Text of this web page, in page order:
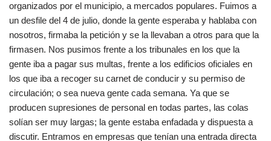
organizados por el municipio, a mercados populares. Fuimos a
un desfile del 4 de julio, donde la gente esperaba y hablaba con
nosotros, firmaba la petición y se la llevaban a otros para que la
firmasen. Nos pusimos frente a los tribunales en los que la
gente iba a pagar sus multas, frente a los edificios oficiales en
los que iba a recoger su carnet de conducir y su permiso de
circulación; o sea nueva gente cada semana. Ya que se
producen supresiones de personal en todas partes, las colas
solían ser muy largas; la gente estaba enfadada y dispuesta a
discutir. Entramos en empresas que tenían una entrada directa